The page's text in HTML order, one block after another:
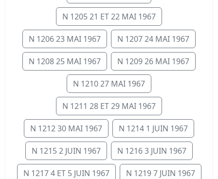
N 1205 21 ET 22 MAI 1967
N 1206 23 MAI 1967 N 1207 24 MAI 1967
N 1208 25 MAI 1967 N 1209 26 MAI 1967
N 1210 27 MAI 1967
N 1211 28 ET 29 MAI 1967
N 1212 30 MAI 1967 N 1214 1 JUIN 1967
N 1215 2 JUIN 1967 N 1216 3 JUIN 1967
N 1217 4 ET 5 JUIN 1967 N 1219 7 JUIN 1967